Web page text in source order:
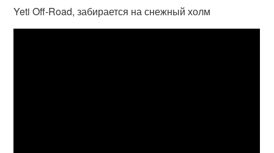
Yeti Off-Road, забирается на снежный холм